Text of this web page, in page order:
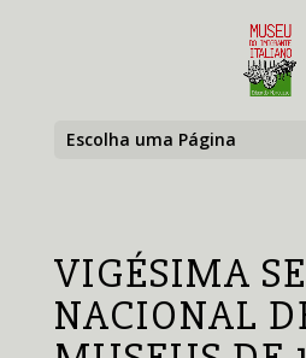
Escolha uma Página
VIGÉSIMA
NACIONAL